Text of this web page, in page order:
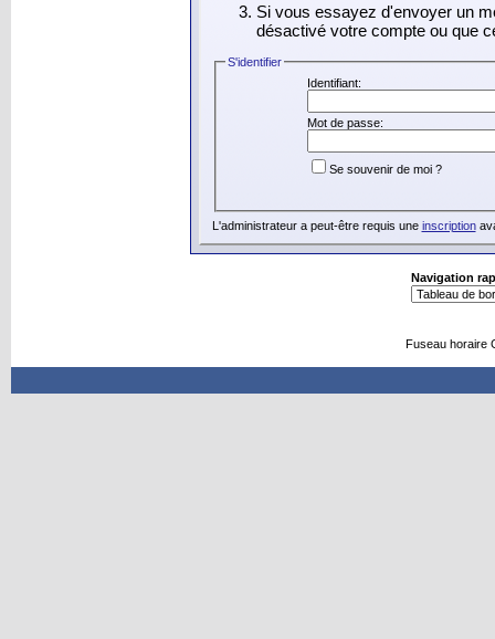
Si vous essayez d'envoyer un
désactivé votre compte ou que
S'identifier
Identifiant:
Mot de passe:
Se souvenir de moi ?
L'administrateur a peut-être requis une inscription
Navigation
Fuseau horaire